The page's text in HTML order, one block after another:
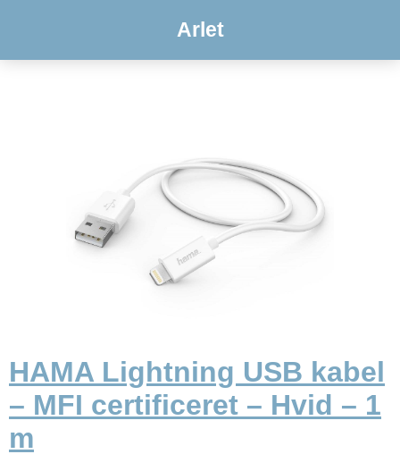
Arlet
HAMA Lightning USB kabel
– MFI certificeret – Hvid – 1
m